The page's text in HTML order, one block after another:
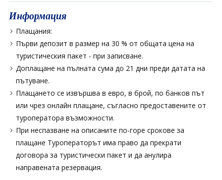
Информация
Плащания:
Първи депозит в размер на 30 % от общата цена на
туристическия пакет - при записване.
Доплащане на пълната сума до 21 дни преди датата на
пътуване.
Плащането се извършва в евро, в брой, по банков път
или чрез онлайн плащане, съгласно предоставените от
туроператора възможности.
При неспазване на описаните по-горе срокове за
плащане Туроператорът има право да прекрати
договора за туристически пакет и да анулира
направената резервация.